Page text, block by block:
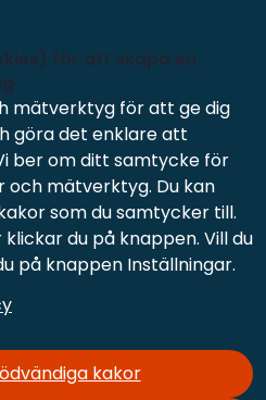
mätverktyg för att ge dig
göra det enklare att
ber om ditt samtycke för
och mätverktyg. Du kan
som du samtycker till.
du på knappen. Vill du
på knappen Inställningar.
kakor